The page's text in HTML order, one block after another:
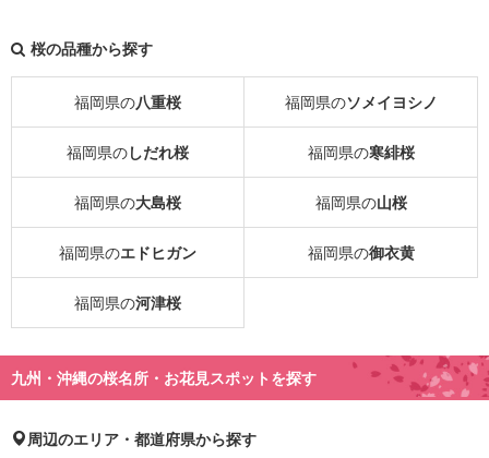
桜の品種から探す
福岡県の八重桜 福岡県のソメイヨシノ
福岡県のしだれ桜 福岡県の寒緋桜
福岡県の大島桜 福岡県の山桜
福岡県のエドヒガン 福岡県の御衣黄
福岡県の河津桜
九州・沖縄の桜名所・お花見スポットを探す
周辺のエリア・都道府県から探す